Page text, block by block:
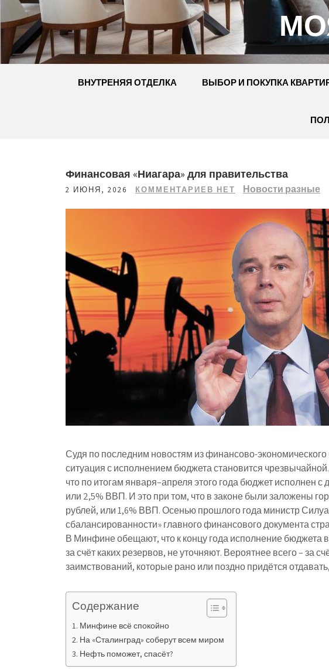
Перейти
к
содержимому
ВНУТРЕНЯЯ ОТДЕЛКА ВЫБОР И ПОКУПКА
Финансовая «Ниагара» для правительства
2 ИЮНЯ, 2026 КОММЕНТАРИЕВ НЕТ Новости разные
Судя по последним новостям из финансово-экономического
ситуация с исполнением бюджета становится
что по итогам января–апреля этого года бюджет исполнен
или 2,5% ВВП. И это при том, что в законе были заложены
рублей, или 1,6% ВВП. Осенью прошлого года министр
сбалансированности» главного финансового документа
В Минфине обещают, что к концу года исполнение бюджета
за счёт каких резервов, не уточняют. Вероятнее всего – за
заимствований, которые рано или поздно придётся
Содержание
Минфине всё спокойно
На «Сталинград» соберут всем миром
Нефть поможет, спасёт?